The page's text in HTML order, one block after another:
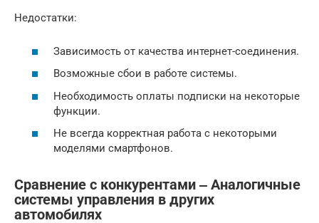
Недостатки:
Зависимость от качества интернет-соединения.
Возможные сбои в работе системы.
Необходимость оплаты подписки на некоторые
функции.
Не всегда корректная работа с некоторыми
моделями смартфонов.
Сравнение с конкурентами ‒ Аналогичные
системы управления в других
автомобилях